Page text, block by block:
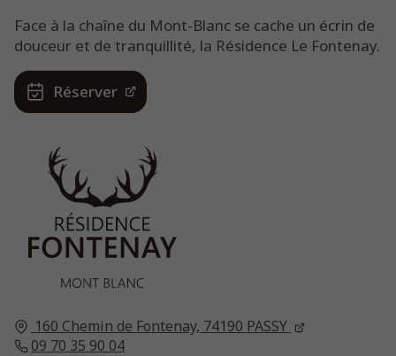
160 Chemin de Fontenay, 74190 PASSY
09 70 35 90 04
Face à la chaîne du Mont-Blanc se cache un écrin de
douceur et de tranquillité, la Résidence Le Fontenay.
Réserver